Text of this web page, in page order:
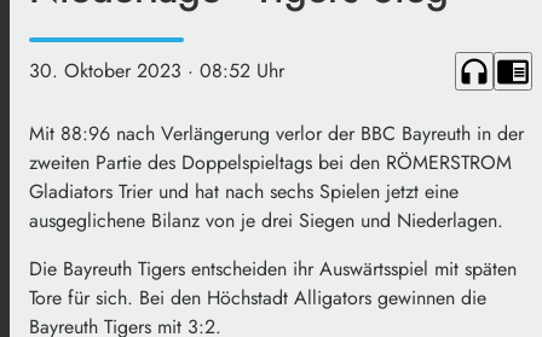
30. Oktober 2023 · 08:52 Uhr headphones chrome_reader_mode
Mit 88:96 nach Verlängerung verlor der BBC Bayreuth in der
zweiten Partie des Doppelspieltags bei den RÖMERSTROM
Gladiators Trier und hat nach sechs Spielen jetzt eine
ausgeglichene Bilanz von je drei Siegen und Niederlagen.
Die Bayreuth Tigers entscheiden ihr Auswärtsspiel mit späten
Tore für sich. Bei den Höchstadt Alligators gewinnen die
Bayreuth Tigers mit 3:2.